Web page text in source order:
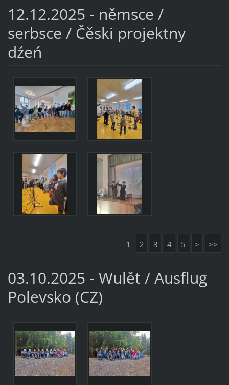
12.12.2025 - němsce /
serbsce / Čěski projektny
dźeń
1 2 3 4 5 > >>
03.10.2025 - Wulět / Ausflug
Polevsko (CZ)